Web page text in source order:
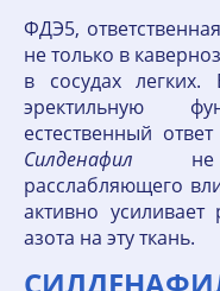
ФДЭ5,
не только в
в сосудах легких.
эректильную
естественный
Силденафил не
расслабляющего
активно
азота на эту ткань.